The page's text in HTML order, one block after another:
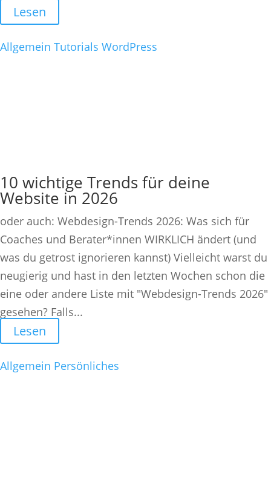
Lesen
Allgemein Tutorials WordPress
10 wichtige Trends für deine
Website in 2026
oder auch: Webdesign-Trends 2026: Was sich für
Coaches und Berater*innen WIRKLICH ändert (und
was du getrost ignorieren kannst) Vielleicht warst du
neugierig und hast in den letzten Wochen schon die
eine oder andere Liste mit "Webdesign-Trends 2026"
gesehen? Falls...
Lesen
Allgemein Persönliches